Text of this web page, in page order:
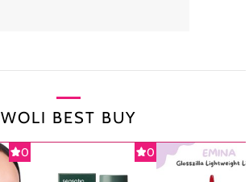
WOLI BEST BUY
0 0